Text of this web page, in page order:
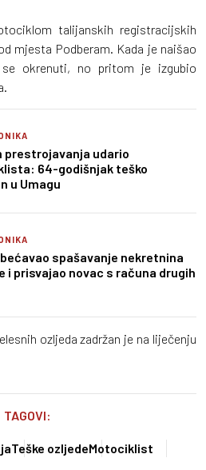
talijanskih registracijskih
mjesta Podberam. Kada je naišao
okrenuti, no pritom je izgubio
prestrojavanja udario
64-godišnjak teško
u Umagu
spašavanje nekretnina
i prisvajao novac s računa drugih
ozljeda zadržan je na liječenju
TAGOVI:
Teške ozljedeMotociklist